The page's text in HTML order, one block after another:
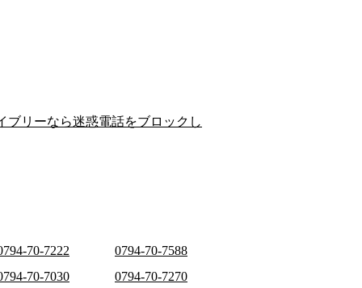
ブリーなら迷惑電話をブロックし
70-7222
0794-70-7588
70-7030
0794-70-7270